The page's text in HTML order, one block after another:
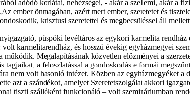
adódó korlátai, nehézségei, - akár a szellemi, akár a
ember önmagában, azért mert ember, szeretetet és
krisztusi szeretettel és megbecsüléssel áll
püspöki levéltáros az egykori karmelita
volt karmelitarendház, és hosszú évekig egyházmegyei
működik. Megalapításának közvetlen előzményei a
tagjaikat, a feloszlatással a gondoskodás e formái
nem volt hasonló intézet. Közben az egyházmegyéket
azt a szándékot, amelyet Szeretetszolgálat akkori
tiszti szállóként funkcionáló – volt szemináriumban